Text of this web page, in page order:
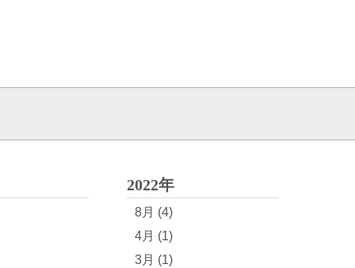
2022年
8月 (4)
4月 (1)
3月 (1)